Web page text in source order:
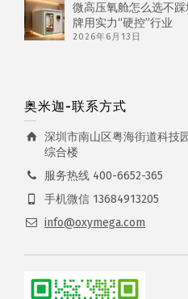
微高压氧舱怎么选不
牌用实力“硬控”行业
2026年6月13日
奥米迦-联系方式
深圳市南山区粤海街道科技
综合楼
服务热线 400-6652-365
手机微信 13684913205
info@oxymega.com